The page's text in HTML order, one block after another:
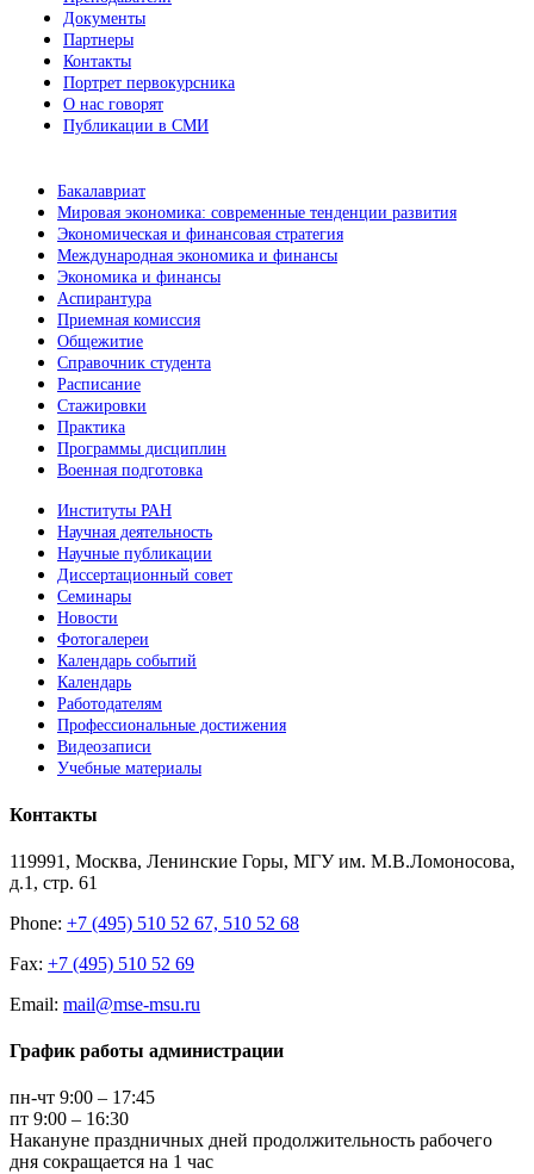
Документы
Партнеры
Контакты
Портрет первокурсника
О нас говорят
Публикации в СМИ
Бакалавриат
Мировая экономика: современные тенденции развития
Экономическая и финансовая стратегия
Международная экономика и финансы
Экономика и финансы
Аспирантура
Приемная комиссия
Общежитие
Справочник студента
Расписание
Стажировки
Практика
Программы дисциплин
Военная подготовка
Институты РАН
Научная деятельность
Научные публикации
Диссертационный совет
Семинары
Новости
Фотогалереи
Календарь событий
Календарь
Работодателям
Профессиональные достижения
Видеозаписи
Учебные материалы
Контакты
119991, Москва, Ленинские Горы, МГУ им. М.В.Ломоносова,
д.1, стр. 61
Phone: +7 (495) 510 52 67, 510 52 68
Fax: +7 (495) 510 52 69
Email: mail@mse-msu.ru
График работы администрации
пн-чт 9:00 – 17:45
пт 9:00 – 16:30
Накануне праздничных дней продолжительность рабочего
дня сокращается на 1 час